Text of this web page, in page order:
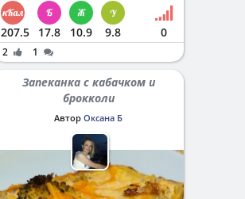
207.5 17.8 10.9 9.8 0
2 1
Запеканка с кабачком и
брокколи
Автор Оксана Б